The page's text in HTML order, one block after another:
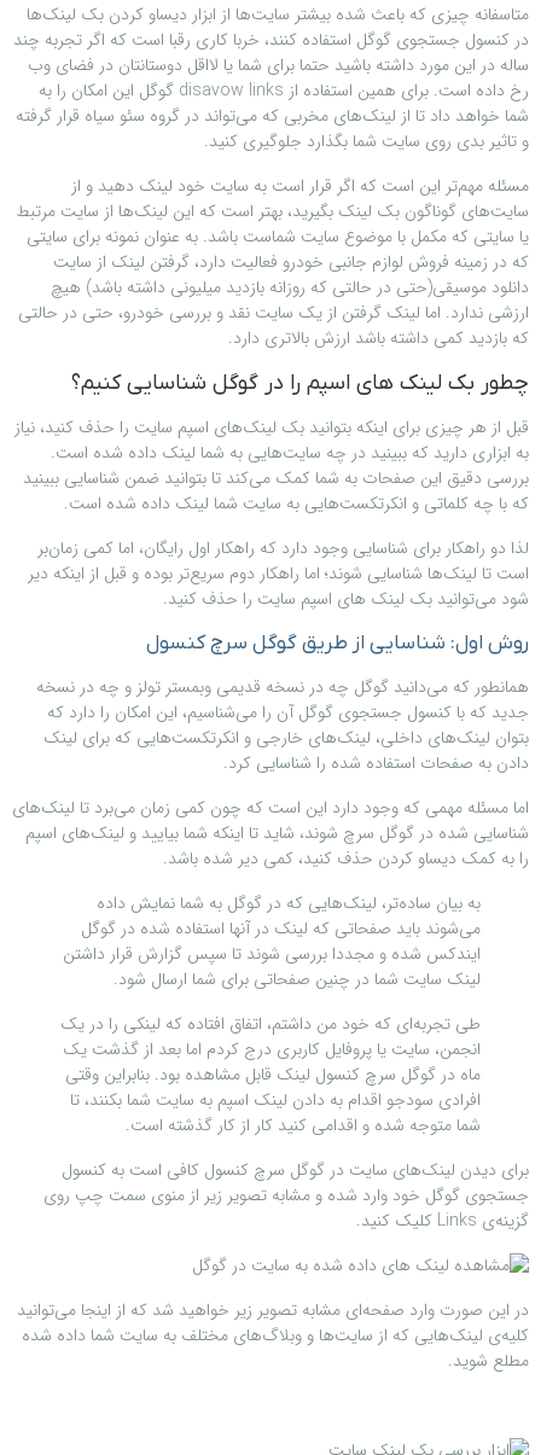
متاسفانه چیزی که باعث شده بیشتر سایت‌ها از ابزار دیساو کردن بک لینک‌ها
در کنسول جستجوی گوگل استفاده کنند، خربا کاری رقبا است که اگر تجربه چند
ساله در این مورد داشته باشید حتما برای شما یا لااقل دوستانتان در فضای وب
رخ داده است. برای همین استفاده از disavow links گوگل این امکان را به
شما خواهد داد تا از لینک‌های مخربی که می‌تواند در گروه سئو سیاه قرار گرفته
و تاثیر بدی روی سایت شما بگذارد جلوگیری کنید.
مسئله مهم‌تر این است که اگر قرار است به سایت خود لینک دهید و از
سایت‌های گوناگون بک لینک بگیرید، بهتر است که این لینک‌ها از سایت مرتبط
یا سایتی که مکمل با موضوع سایت شماست باشد. به عنوان نمونه برای سایتی
که در زمینه فروش لوازم جانبی خودرو فعالیت دارد، گرفتن لینک از سایت
دانلود موسیقی(حتی در حالتی که روزانه بازدید میلیونی داشته باشد) هیچ
ارزشی ندارد. اما لینک گرفتن از یک سایت نقد و بررسی خودرو، حتی در حالتی
که بازدید کمی داشته باشد ارزش بالاتری دارد.
چطور بک لینک های اسپم را در گوگل شناسایی کنیم؟
قبل از هر چیزی برای اینکه بتوانید بک لینک‌های اسپم سایت را حذف کنید، نیاز
به ابزاری دارید که ببینید در چه سایت‌هایی به شما لینک داده شده است.
بررسی دقیق این صفحات به شما کمک می‌کند تا بتوانید ضمن شناسایی ببینید
که با چه کلماتی و انکرتکست‌هایی به سایت شما لینک داده شده است.
لذا دو راهکار برای شناسایی وجود دارد که راهکار اول رایگان، اما کمی زمان‌بر
است تا لینک‌ها شناسایی شوند؛ اما راهکار دوم سریع‌تر بوده و قبل از اینکه دیر
شود می‌توانید بک لینک های اسپم سایت را حذف کنید.
روش اول: شناسایی از طریق گوگل سرچ کنسول
همانطور که می‌دانید گوگل چه در نسخه قدیمی وبمستر تولز و چه در نسخه
جدید که با کنسول جستجوی گوگل آن را می‌شناسیم، این امکان را دارد که
بتوان لینک‌های داخلی، لینک‌های خارجی و انکرتکست‌هایی که برای لینک
دادن به صفحات استفاده شده را شناسایی کرد.
اما مسئله مهمی که وجود دارد این است که چون کمی زمان می‌برد تا لینک‌های
شناسایی شده در گوگل سرچ شوند، شاید تا اینکه شما بیایید و لینک‌های اسپم
را به کمک دیساو کردن حذف کنید، کمی دیر شده باشد.
به بیان ساده‌تر، لینک‌هایی که در گوگل به شما نمایش داده
می‌شوند باید صفحاتی که لینک در آنها استفاده شده در گوگل
ایندکس شده و مجددا بررسی شوند تا سپس گزارش قرار داشتن
لینک سایت شما در چنین صفحاتی برای شما ارسال شود.
طی تجربه‌ای که خود من داشتم، اتفاق افتاده که لینکی را در یک
انجمن، سایت یا پروفایل کاربری درج کردم اما بعد از گذشت یک
ماه در گوگل سرچ کنسول لینک قابل مشاهده بود. بنابراین وقتی
افرادی سودجو اقدام به دادن لینک اسپم به سایت شما بکنند، تا
شما متوجه شده و اقدامی کنید کار از کار گذشته است.
برای دیدن لینک‌های سایت در گوگل سرچ کنسول کافی است به کنسول
جستجوی گوگل خود وارد شده و مشابه تصویر زیر از منوی سمت چپ روی
گزینه‌ی Links کلیک کنید.
در این صورت وارد صفحه‌ای مشابه تصویر زیر خواهید شد که از اینجا می‌توانید
کلیه‌ی لینک‌هایی که از سایت‌ها و وبلاگ‌های مختلف به سایت شما داده شده
مطلع شوید.